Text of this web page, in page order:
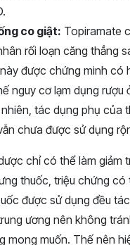
co giật: Topiramate
rối loạn căng thẳng
được chứng minh có
nguy cơ lạm dụng rượu
tác dụng phụ của
chưa được sử dụng
chỉ có thể làm giảm
thuốc, triệu chứng có
được sử dụng đều
ương nên không
mong muốn. Thế nên